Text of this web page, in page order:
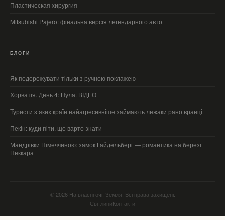
Пластическая хирургия
Mitsubishi Pajero: фінальна версія легендарного авто
БЛОГИ
Як подорожувати тільки з ручною поклажею
Хорватія. День 4: Пула. ВІДЕО
Туристи з яких країн найагресивніше займають лежаки рано вранці
Пекін: куди піти, що варто знати
Мандрівки Німеччиною: замок Гайдельберг — романтика на березі
Неккара
© 2026 На власні очі: Земля. Всі права захищені.
СвітлиниКонтакти